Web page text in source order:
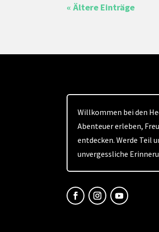
« Ältere Einträge
Willkommen bei den
Abenteuer erleben,
entdecken. Werde Teil
unvergessliche